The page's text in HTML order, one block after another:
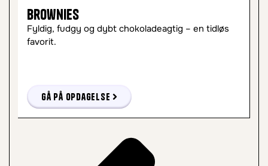
– en tidløs
Bløde, tykke og fulde af godhed